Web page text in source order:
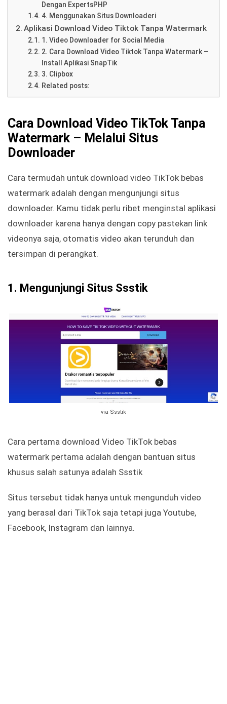
Dengan ExpertsPHP
4. Menggunakan Situs Downloaderi
Aplikasi Download Video Tiktok Tanpa Watermark
1. Video Downloader for Social Media
2. Cara Download Video Tiktok Tanpa Watermark –
Install Aplikasi SnapTik
3. Clipbox
Related posts:
Cara Download Video TikTok Tanpa
Watermark – Melalui Situs
Downloader
Cara termudah untuk download video TikTok bebas
watermark adalah dengan mengunjungi situs
downloader. Kamu tidak perlu ribet menginstal aplikasi
downloader karena hanya dengan copy pastekan link
videonya saja, otomatis video akan terunduh dan
tersimpan di perangkat.
1. Mengunjungi Situs Ssstik
via Ssstik
Cara pertama download Video TikTok bebas
watermark pertama adalah dengan bantuan situs
khusus salah satunya adalah Ssstik
Situs tersebut tidak hanya untuk mengunduh video
yang berasal dari TikTok saja tetapi juga Youtube,
Facebook, Instagram dan lainnya.